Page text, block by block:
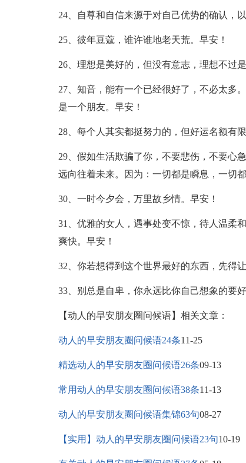
24、自尊和自信来源于对自己优势的确认，
25、彼年豆蔻，谁许谁地老天荒。早安！
26、理想是美好的，但没有意志，理想不过
27、知音，能有一个已经很好了，不必太多
是一个朋友。早安！
28、每个人其实都挺努力的，但好运名额有限
29、假如生活欺骗了你，不要悲伤，不要心
远向往着未来。因为：一切都是瞬息，一切
30、一时今夕会，万里故乡情。早安！
31、优雅的女人，遇事处变不惊，待人温柔
爽快。早安！
32、你若想得到这个世界最好的东西，先得
33、别总是自卑，你永远比你自己想象的要好
【动人的早安朋友圈问候语】相关文章：
动人的早安朋友圈问候语24条11-25
精选动人的早安朋友圈问候语26条09-13
常用动人的早安朋友圈问候语38条11-13
动人的早安朋友圈问候语集锦63句08-27
【实用】动人的早安朋友圈问候语23句10-19